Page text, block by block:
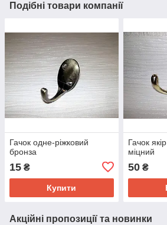
Подібні товари компанії
Гачок одне-ріжковий
бронза
15 ₴
Купити
Гачок
міцний
50₴
Акційні пропозиції та новинки